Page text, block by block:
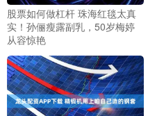
股票如何做杠杆 珠海红毯太真
实！孙俪瘦露副乳，50岁梅婷
从容惊艳